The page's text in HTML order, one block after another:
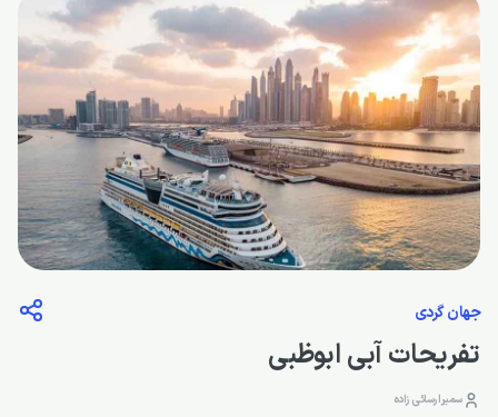
جهان گردی
تفریحات آبی ابوظبی
سمیرا رسائی زاده